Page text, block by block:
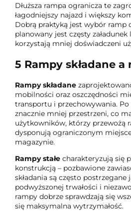
Dłuższa rampa ogranicza te
łagodniejszy najazd i większy
Dobrą praktyką jest wybór ramp
planowany jest częsty
korzystają mniej doświadczeni
5 Rampy składane a
Rampy składane
mobilności oraz oszczędności
transportu i przechowywania. Po
znacznie mniej przestrzeni, co
użytkowników, którzy przewożą
dysponują ograniczonym
magazynie.
Rampy stałe charakteryzują się
konstrukcją – pozbawione
składania są często postrzegane
podwyższonej trwałości i
rampy dobrze sprawdzają się
się maksymalna wytrzymałość.